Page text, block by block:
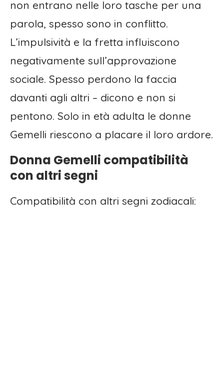
non entrano nelle loro tasche per una
parola, spesso sono in conflitto.
L’impulsività e la fretta influiscono
negativamente sull’approvazione
sociale. Spesso perdono la faccia
davanti agli altri – dicono e non si
pentono. Solo in età adulta le donne
Gemelli riescono a placare il loro ardore.
Donna Gemelli compatibilità
con altri segni
Compatibilità con altri segni zodiacali: